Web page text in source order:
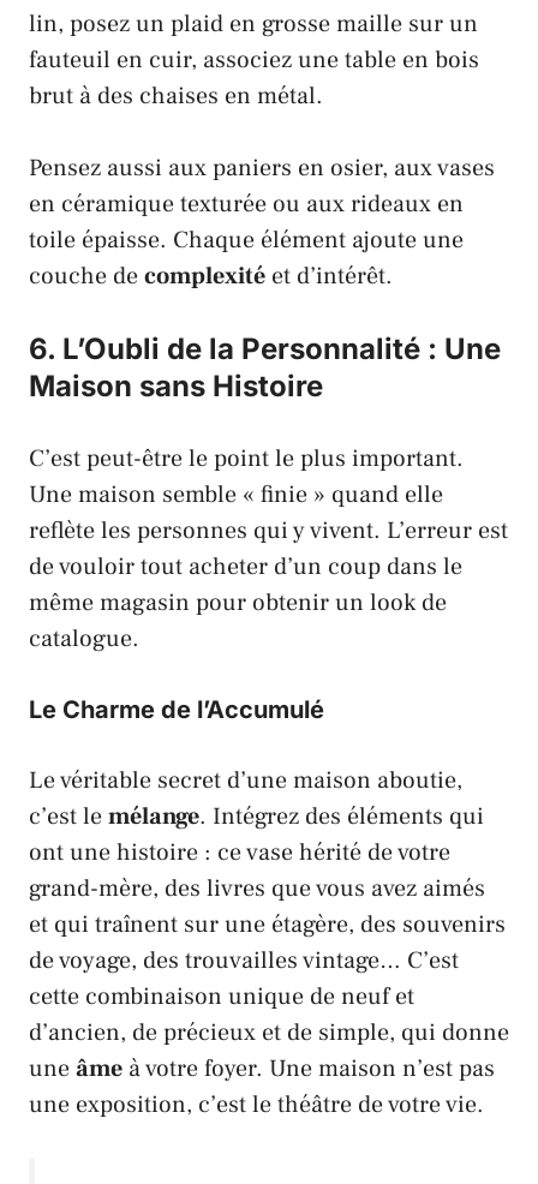
lin, posez un plaid en grosse maille sur un
fauteuil en cuir, associez une table en bois
brut à des chaises en métal.
Pensez aussi aux paniers en osier, aux vases
en céramique texturée ou aux rideaux en
toile épaisse. Chaque élément ajoute une
couche decomplexité et d’intérêt.
6. L’Oubli de la Personnalité : Une
Maison sans Histoire
C’est peut-être le point le plus important.
Une maison semble « finie » quand elle
reflète les personnes qui y vivent. L’erreur est
de vouloir tout acheter d’un coup dans le
même magasin pour obtenir un look de
catalogue.
Le Charme de l’Accumulé
Le véritable secret d’une maison aboutie,
c’est lemélange. Intégrez des éléments qui
ont une histoire : ce vase hérité de votre
grand-mère, des livres que vous avez aimés
et qui traînent sur une étagère, des souvenirs
de voyage, des trouvailles vintage… C’est
cette combinaison unique de neuf et
d’ancien, de précieux et de simple, qui donne
uneâme à votre foyer. Une maison n’est pas
une exposition, c’est le théâtre de votre vie.